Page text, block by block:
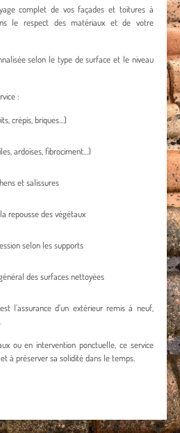
complet de vos façades et toitures à
le respect des matériaux et de votre
selon le type de surface et le niveau
:
crépis, briques…)
ardoises, fibrociment…)
et salissures
repousse des végétaux
selon les supports
des surfaces nettoyées
l’assurance d’un extérieur remis à neuf,
ou en intervention ponctuelle, ce service
à préserver sa solidité dans le temps.